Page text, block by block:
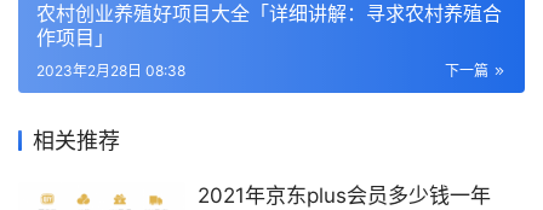
农村创业养殖好项目大全「详细讲解：寻求农村养殖合
作项目」
下一篇
2023年2月28日 08:38
相关推荐
2021年京东plus会员多少钱一年